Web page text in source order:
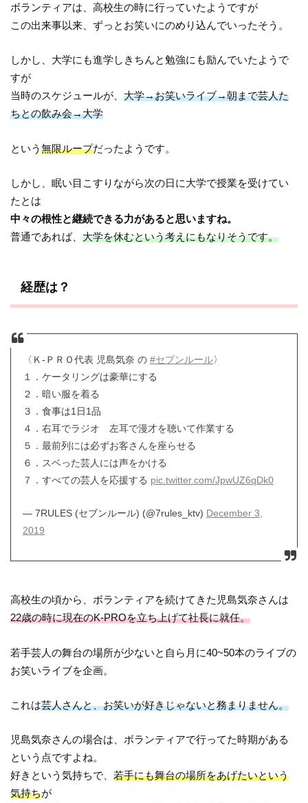
ボランティアは、高校生の時に行っていたようですが
この出来事以来、ずっとお笑いにのめり込んでいったそう。
しかし、大学にも進学しきちんと勉強にも励んでいたようで
すが
当時のスケジュールが、大学→お笑いライブ→朝まで芸人た
ちとの飲み会→大学
という無限ループだったようです。
しかし、眠い目こすりながら次の日に大学で授業を受けてい
たとは
中々の根性と継続できる力があると思いますね。
普通であれば、大学を休むという考えにもなりそうです。
経歴は？
〈Ｋ-ＰＲＯ代表 児島気奈 の #セブンルール〉
１．ケータリングは豪華にする
２．暗い服を着る
３．食事は1日1品
４．右耳でラジオ 左耳で漫才を聴いて作業する
５．最前列には必ずお客さんを座らせる
６．スベった芸人には声をかける
７．すべての芸人を応援する pic.twitter.com/JpwUZ6qDk0
— 7RULES (セブンルール) (@7rules_ktv) December 3,
2019
高校生の頃から、ボランティアを続けてきた児島気奈さんは
22歳の時に現在のK-PROを立ち上げて社長に就任。
若手芸人の舞台の場所が少ないと自ら月に40~50本のライブの
お笑いライブを企画。
これは芸人さんと、お笑いが好きじゃないと務まりません。
児島気奈さんの場合は、ボランティアで行ってた時期がある
という点ですよね。
好きという気持ちで、若手にも舞台の場所をあげたいという
気持ちが